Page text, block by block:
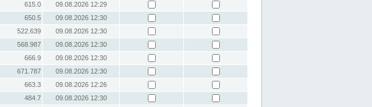
615.0
09.08.2026 12:29
650.5
09.08.2026 12:30
522.639
09.08.2026 12:30
568.987
09.08.2026 12:30
666.9
09.08.2026 12:30
671.787
09.08.2026 12:30
663.3
09.08.2026 12:26
484.7
09.08.2026 12:30